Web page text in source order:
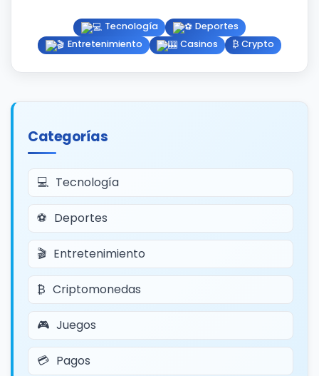
Tecnología
Deportes
Entretenimiento
Casinos ₿ Crypto
Categorías
Tecnología
Deportes
Entretenimiento
Criptomonedas
Juegos
Pagos